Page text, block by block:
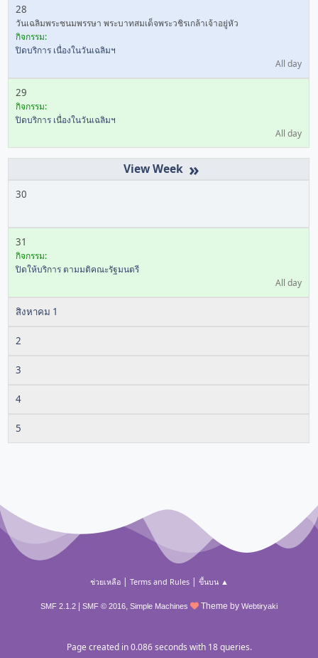
28
วันเฉลิมพระชนมพรรษา พระบาทสมเด็จพระวชิรเกล้าเจ้าอยู่หัว
กิจกรรม:
ปิดบริการ เนื่องในวันเฉลิมฯ
All day
29
กิจกรรม:
ปิดบริการ เนื่องในวันเฉลิมฯ
All day
»
30
31
กิจกรรม:
ปิดให้บริการ ตามมติคณะรัฐมนตรี
All day
สิงหาคม 1
2
3
4
5
ช่วยเหลือ| Terms and Rules| ขึ้นบน ▲
SMF 2.1.2 SMF © 2016, Simple Machines Theme by Webtiryaki
Page created in 0.086 seconds with 18 queries.